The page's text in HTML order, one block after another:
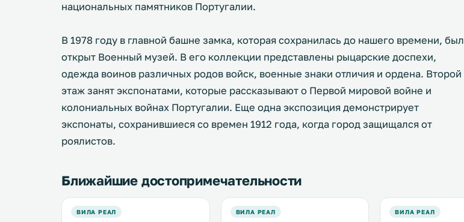
национальных памятников Португалии.
В 1978 году в главной башне замка, которая сохранилась до нашего времени, был
открыт Военный музей. В его коллекции представлены рыцарские доспехи,
одежда воинов различных родов войск, военные знаки отличия и ордена. Второй
этаж занят экспонатами, которые рассказывают о Первой мировой войне и
колониальных войнах Португалии. Еще одна экспозиция демонстрирует
экспонаты, сохранившиеся со времен 1912 года, когда город защищался от
роялистов.
Ближайшие достопримечательности
ВИЛА РЕАЛ ВИЛА РЕАЛ ВИЛА РЕАЛ